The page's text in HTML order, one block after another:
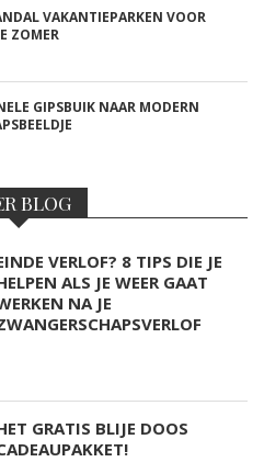
VAKANTIEPARKEN VOOR
ZOMER
GIPSBUIK NAAR MODERN
BLOG
VERLOF? 8 TIPS DIE JE
ALS JE WEER GAAT
NA JE
GRATIS BLIJE DOOS